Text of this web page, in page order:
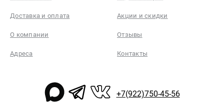
Доставка и оплата Акции и скидки
О компании Отзывы
Адреса Контакты
+7(922)750-45-56